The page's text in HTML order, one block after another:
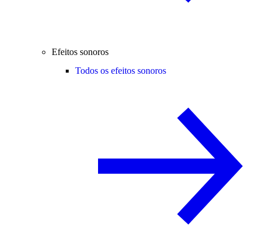
Efeitos sonoros
Todos os efeitos sonoros